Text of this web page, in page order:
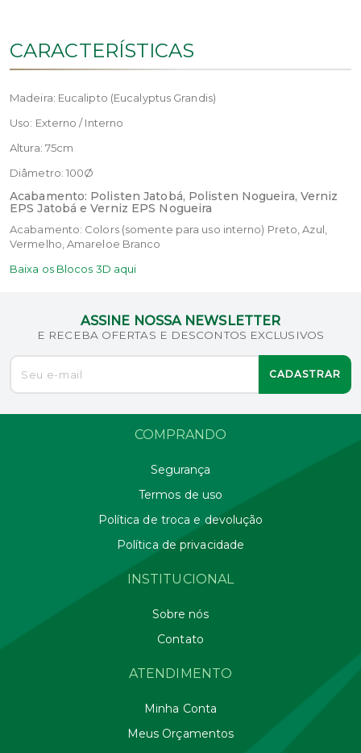
CARACTERÍSTICAS
Madeira: Eucalipto (Eucalyptus Grandis)
Uso: Externo / Interno
Altura: 75cm
Diâmetro: 100Ø
Acabamento: Polisten Jatobá, Polisten Nogueira, Verniz
EPS Jatobá e Verniz EPS Nogueira
Acabamento: Colors (somente para uso interno) Preto, Azul,
Vermelho, Amareloe Branco
Baixa os Blocos 3D aqui
ASSINE NOSSA NEWSLETTER
E RECEBA OFERTAS E DESCONTOS EXCLUSIVOS
CADASTRAR
COMPRANDO
Segurança
Termos de uso
Política de troca e devolução
Política de privacidade
INSTITUCIONAL
Sobre nós
Contato
ATENDIMENTO
Minha Conta
Meus Orçamentos